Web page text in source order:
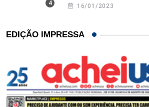
16/01/2023
EDIÇÃO IMPRESSA